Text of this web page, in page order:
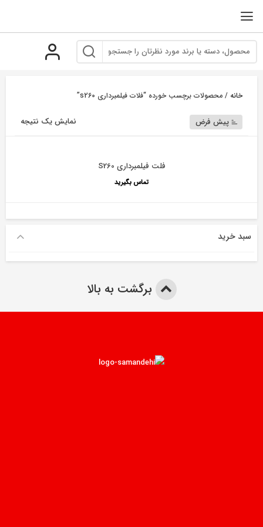
خانه / محصولات برچسب خورده “فلات فیلمبرداری s260”
نمایش یک نتیجه پیش فرض
فلت فیلمبرداری S260
تماس بگیرید
سبد خرید
برگشت به بالا